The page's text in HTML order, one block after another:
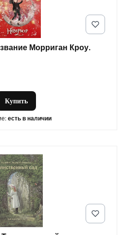
Морриган Кроу.
Купить
есть в наличии